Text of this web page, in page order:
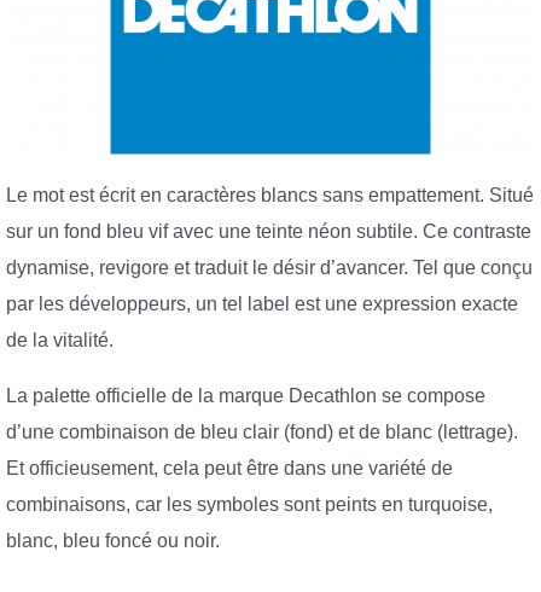
Le mot est écrit en caractères blancs sans empattement. Situé
sur un fond bleu vif avec une teinte néon subtile. Ce contraste
dynamise, revigore et traduit le désir d’avancer. Tel que conçu
par les développeurs, un tel label est une expression exacte
de la vitalité.
La palette officielle de la marque Decathlon se compose
d’une combinaison de bleu clair (fond) et de blanc (lettrage).
Et officieusement, cela peut être dans une variété de
combinaisons, car les symboles sont peints en turquoise,
blanc, bleu foncé ou noir.